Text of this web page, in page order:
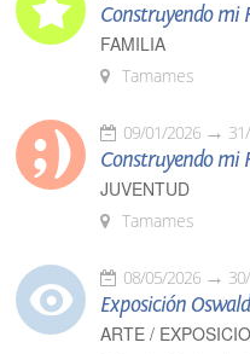
Construyendo mi
FAMILIA
Tamames
09/01/2026
Construyendo mi
JUVENTUD
Tamames
08/05/2026
Exposición
ARTE /